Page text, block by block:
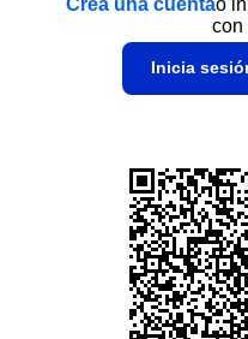
Crea una cuentao
con
Inicia